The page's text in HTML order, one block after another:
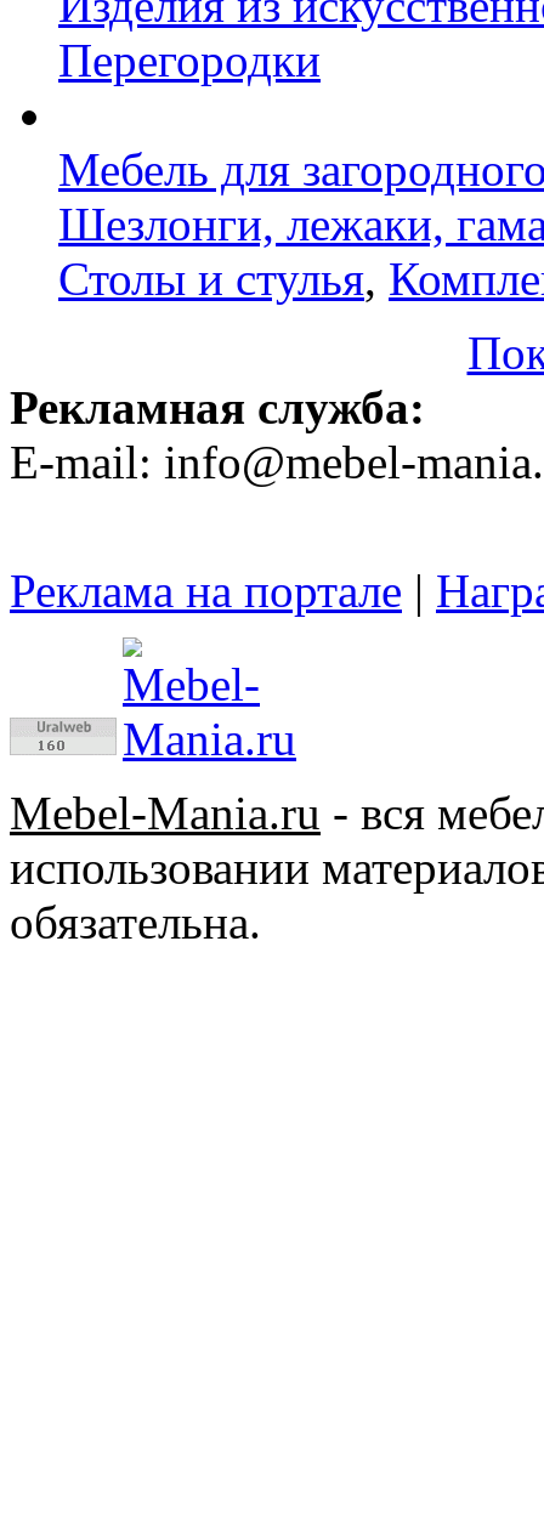
Перегородки
Мебель для
Шезлонги, лежаки,
Столы и стулья,
Рекламная служба:
E-mail: info@mebel-
Реклама на портале |
Mebel-Mania.ru - вся
использовании
обязательна.